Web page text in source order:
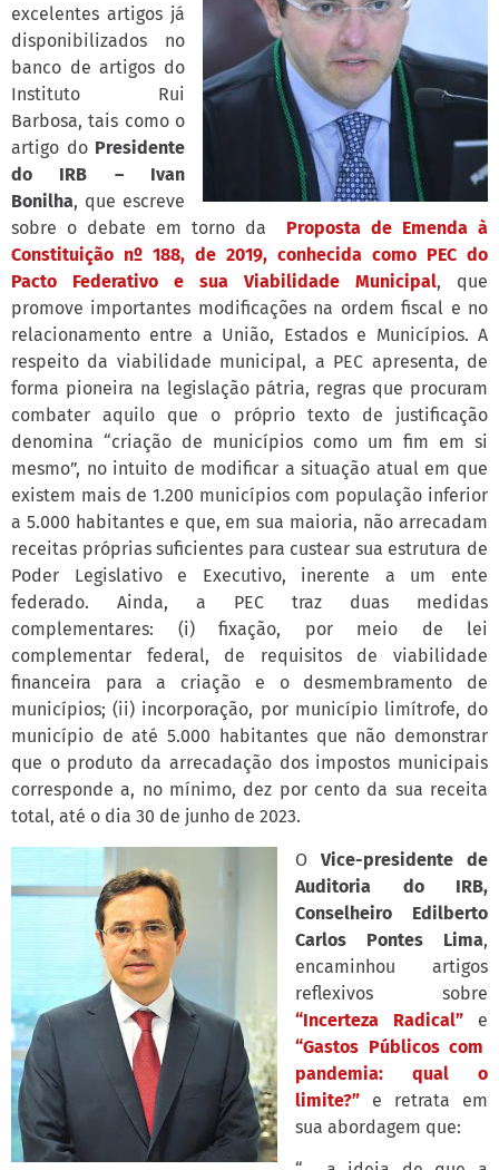
excelentes artigos já
disponibilizados no
banco de artigos do
Instituto Rui
Barbosa, tais como o
artigo do Presidente
do IRB – Ivan
Bonilha, que escreve
sobre o debate em torno da Proposta de Emenda à
Constituição nº 188, de 2019, conhecida como PEC do
Pacto Federativo e sua Viabilidade Municipal, que
promove importantes modificações na ordem fiscal e no
relacionamento entre a União, Estados e Municípios. A
respeito da viabilidade municipal, a PEC apresenta, de
forma pioneira na legislação pátria, regras que procuram
combater aquilo que o próprio texto de justificação
denomina “criação de municípios como um fim em si
mesmo”, no intuito de modificar a situação atual em que
existem mais de 1.200 municípios com população inferior
a 5.000 habitantes e que, em sua maioria, não arrecadam
receitas próprias suficientes para custear sua estrutura de
Poder Legislativo e Executivo, inerente a um ente
federado. Ainda, a PEC traz duas medidas
complementares: (i) fixação, por meio de lei
complementar federal, de requisitos de viabilidade
financeira para a criação e o desmembramento de
municípios; (ii) incorporação, por município limítrofe, do
município de até 5.000 habitantes que não demonstrar
que o produto da arrecadação dos impostos municipais
corresponde a, no mínimo, dez por cento da sua receita
total, até o dia 30 de junho de 2023.
O Vice-presidente de
Auditoria do IRB,
Conselheiro Edilberto
Carlos Pontes Lima,
encaminhou artigos
reflexivos sobre
“Incerteza Radical” e
“Gastos Públicos com
pandemia: qual o
limite?”
e retrata em
sua abordagem que: